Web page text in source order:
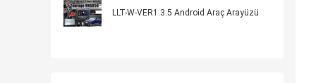
LLT-W-VER1.3.5 Android Araç Arayüzü